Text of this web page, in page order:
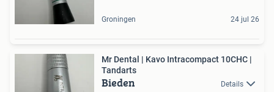
Groningen 24 jul 26
Mr Dental | Kavo Intracompact 10CHC |
Tandarts
Bieden Details